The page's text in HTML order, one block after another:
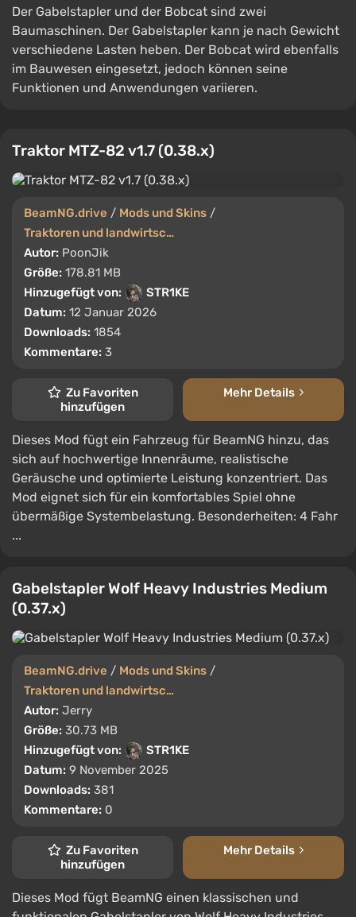
Der Gabelstapler und der Bobcat sind zwei
Baumaschinen. Der Gabelstapler kann je nach Gewicht
verschiedene Lasten heben. Der Bobcat wird ebenfalls
im Bauwesen eingesetzt, jedoch können seine
Funktionen und Anwendungen variieren.
Traktor MTZ-82 v1.7 (0.38.x)
BeamNG.drive / Mods und Skins /
Traktoren und landwirtschaftliche Maschinen
Autor: PoonJik
Größe: 178.81 MB
Hinzugefügt von:
STR1KE
Datum: 12 Januar 2026
Downloads: 1854
Kommentare: 3
Zu Favoriten
hinzufügen
Mehr Details
Dieses Mod fügt ein Fahrzeug für BeamNG hinzu, das
sich auf hochwertige Innenräume, realistische
Geräusche und optimierte Leistung konzentriert. Das
Mod eignet sich für ein komfortables Spiel ohne
übermäßige Systembelastung. Besonderheiten: 4 Fahr
...
Gabelstapler Wolf Heavy Industries Medium
(0.37.x)
BeamNG.drive / Mods und Skins /
Traktoren und landwirtschaftliche Maschinen
Autor: Jerry
Größe: 30.73 MB
Hinzugefügt von:
STR1KE
Datum: 9 November 2025
Downloads: 381
Kommentare: 0
Zu Favoriten
hinzufügen
Mehr Details
Dieses Mod fügt BeamNG einen klassischen und